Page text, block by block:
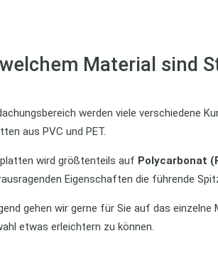
Material sind
werden viele verschiedene
aus PVC und PET.
wird größtenteils auf Polycarbonat
Eigenschaften die führende
gehen wir gerne für Sie auf das
etwas erleichtern zu können.